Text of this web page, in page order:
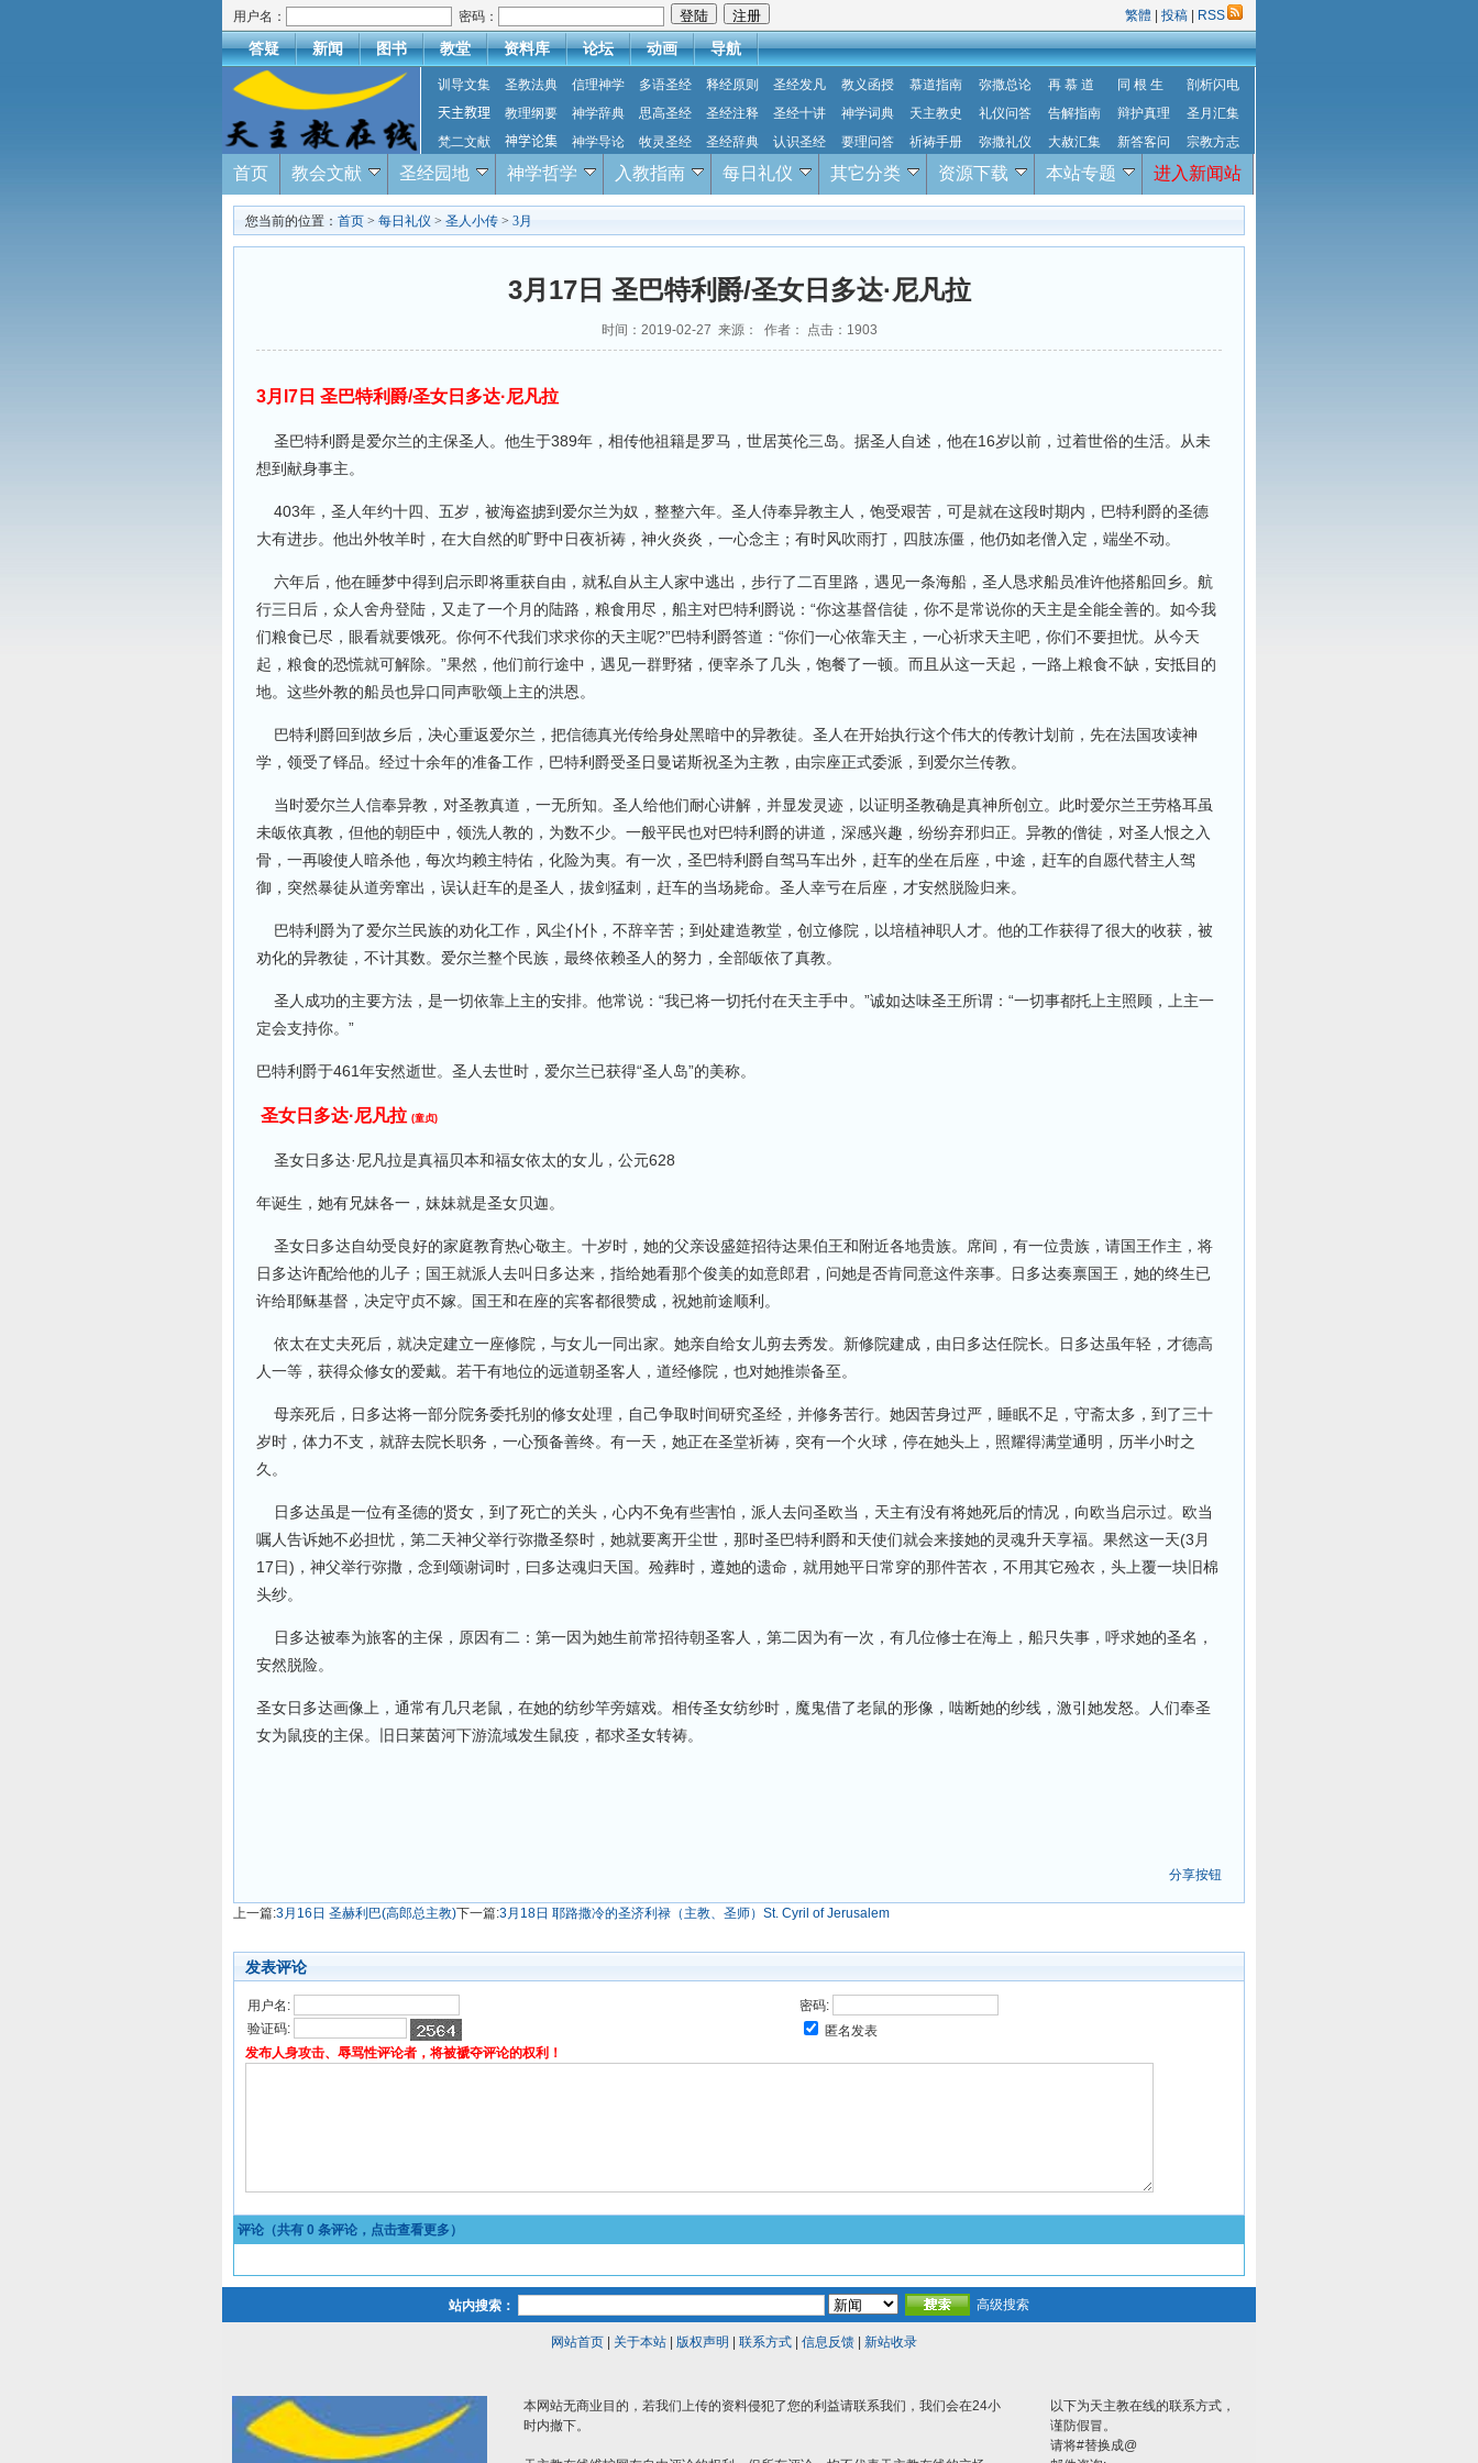
用户名： 密码： 繁體 投稿 RSS
答疑 新闻 图书 教堂 资料库 论坛 动画 导航
训导文集 圣教法典 信理神学 多语圣经 释经原则 圣经发凡 教义函授 慕道指南 弥撒总论 再 慕 道 同 根 生
剖析闪电
天主教理
教理纲要 神学辞典 思高圣经 圣经注释 圣经十讲 神学词典 天主教史 礼仪问答 告解指南 辩护真理
圣月汇集
梵二文献
神学论集 神学导论 牧灵圣经 圣经辞典 认识圣经 要理问答 祈祷手册 弥撒礼仪 大赦汇集 新答客问 宗教方志
首页 教会文献 圣经园地 神学哲学 入教指南 每日礼仪 其它分类 资源下载 本站专题 进入新闻站
您当前的位置： 首页 > 每日礼仪 > 圣人小传 > 3月
3月17日 圣巴特利爵/圣女日多达·尼凡拉
时间：2019-02-27 来源： 作者： 点击： 1903
3月l7日 圣巴特利爵/圣女日多达·尼凡拉
圣巴特利爵是爱尔兰的主保圣人。他生于389年，相传他祖籍是罗马，世居英伦三岛。据圣人自述，他在16岁以前，过着世俗的生活。从未
想到献身事主。
403年，圣人年约十四、五岁，被海盗掳到爱尔兰为奴，整整六年。圣人侍奉异教主人，饱受艰苦，可是就在这段时期内，巴特利爵的圣德
大有进步。他出外牧羊时，在大自然的旷野中日夜祈祷，神火炎炎，一心念主；有时风吹雨打，四肢冻僵，他仍如老僧入定，端坐不动。
六年后，他在睡梦中得到启示即将重获自由，就私自从主人家中逃出，步行了二百里路，遇见一条海船，圣人恳求船员准许他搭船回乡。航
行三日后，众人舍舟登陆，又走了一个月的陆路，粮食用尽，船主对巴特利爵说：“你这基督信徒，你不是常说你的天主是全能全善的。如今我
们粮食已尽，眼看就要饿死。你何不代我们求求你的天主呢?”巴特利爵答道：“你们一心依靠天主，一心祈求天主吧，你们不要担忧。从今天
起，粮食的恐慌就可解除。”果然，他们前行途中，遇见一群野猪，便宰杀了几头，饱餐了一顿。而且从这一天起，一路上粮食不缺，安抵目的
地。这些外教的船员也异口同声歌颂上主的洪恩。
巴特利爵回到故乡后，决心重返爱尔兰，把信德真光传给身处黑暗中的异教徒。圣人在开始执行这个伟大的传教计划前，先在法国攻读神
学，领受了铎品。经过十余年的准备工作，巴特利爵受圣日曼诺斯祝圣为主教，由宗座正式委派，到爱尔兰传教。
当时爱尔兰人信奉异教，对圣教真道，一无所知。圣人给他们耐心讲解，并显发灵迹，以证明圣教确是真神所创立。此时爱尔兰王劳格耳虽
未皈依真教，但他的朝臣中，领洗人教的，为数不少。一般平民也对巴特利爵的讲道，深感兴趣，纷纷弃邪归正。异教的僧徒，对圣人恨之入
骨，一再唆使人暗杀他，每次均赖主特佑，化险为夷。有一次，圣巴特利爵自驾马车出外，赶车的坐在后座，中途，赶车的自愿代替主人驾
御，突然暴徒从道旁窜出，误认赶车的是圣人，拔剑猛刺，赶车的当场毙命。圣人幸亏在后座，才安然脱险归来。
巴特利爵为了爱尔兰民族的劝化工作，风尘仆仆，不辞辛苦；到处建造教堂，创立修院，以培植神职人才。他的工作获得了很大的收获，被
劝化的异教徒，不计其数。爱尔兰整个民族，最终依赖圣人的努力，全部皈依了真教。
圣人成功的主要方法，是一切依靠上主的安排。他常说：“我已将一切托付在天主手中。”诚如达味圣王所谓：“一切事都托上主照顾，上主一
定会支持你。”
巴特利爵于461年安然逝世。圣人去世时，爱尔兰已获得“圣人岛”的美称。
圣女日多达·尼凡拉 (童贞)
圣女日多达·尼凡拉是真福贝本和福女依太的女儿，公元628
年诞生，她有兄妹各一，妹妹就是圣女贝迦。
圣女日多达自幼受良好的家庭教育热心敬主。十岁时，她的父亲设盛筵招待达果伯王和附近各地贵族。席间，有一位贵族，请国王作主，将
日多达许配给他的儿子；国王就派人去叫日多达来，指给她看那个俊美的如意郎君，问她是否肯同意这件亲事。日多达奏禀国王，她的终生已
许给耶稣基督，决定守贞不嫁。国王和在座的宾客都很赞成，祝她前途顺利。
依太在丈夫死后，就决定建立一座修院，与女儿一同出家。她亲自给女儿剪去秀发。新修院建成，由日多达任院长。日多达虽年轻，才德高
人一等，获得众修女的爱戴。若干有地位的远道朝圣客人，道经修院，也对她推崇备至。
母亲死后，日多达将一部分院务委托别的修女处理，自己争取时间研究圣经，并修务苦行。她因苦身过严，睡眠不足，守斋太多，到了三十
岁时，体力不支，就辞去院长职务，一心预备善终。有一天，她正在圣堂祈祷，突有一个火球，停在她头上，照耀得满堂通明，历半小时之
久。
日多达虽是一位有圣德的贤女，到了死亡的关头，心内不免有些害怕，派人去问圣欧当，天主有没有将她死后的情况，向欧当启示过。欧当
嘱人告诉她不必担忧，第二天神父举行弥撒圣祭时，她就要离开尘世，那时圣巴特利爵和天使们就会来接她的灵魂升天享福。果然这一天(3月
17日)，神父举行弥撒，念到颂谢词时，曰多达魂归天国。殓葬时，遵她的遗命，就用她平日常穿的那件苦衣，不用其它殓衣，头上覆一块旧棉
头纱。
日多达被奉为旅客的主保，原因有二：第一因为她生前常招待朝圣客人，第二因为有一次，有几位修士在海上，船只失事，呼求她的圣名，
安然脱险。
圣女日多达画像上，通常有几只老鼠，在她的纺纱竿旁嬉戏。相传圣女纺纱时，魔鬼借了老鼠的形像，啮断她的纱线，激引她发怒。人们奉圣
女为鼠疫的主保。旧日莱茵河下游流域发生鼠疫，都求圣女转祷。
分享按钮
上一篇:3月16日 圣赫利巴(高郎总主教)下一篇:3月18日 耶路撒冷的圣济利禄（主教、圣师）St. Cyril of Jerusalem
发表评论
用户名:
密码:
验证码:
匿名发表
发布人身攻击、辱骂性评论者，将被褫夺评论的权利！
评论（共有 0 条评论，点击查看更多）
站内搜索： 高级搜索
网站首页| 关于本站| 版权声明 联系方式| 信息反馈| 新站收录
本网站无商业目的，若我们上传的资料侵犯了您的利益请联系我们，我们会在24小
时内撤下。
以下为天主教在线的联系方式，
谨防假冒。
请将#替换成@